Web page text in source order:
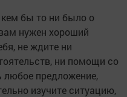
бы то ни было о
нужен хороший
не ждите ни
ни помощи со
предложение,
изучите ситуацию,